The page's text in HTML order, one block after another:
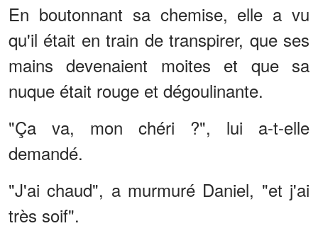
En boutonnant sa chemise, elle a vu
qu'il était en train de transpirer, que ses
mains devenaient moites et que sa
nuque était rouge et dégoulinante.
"Ça va, mon chéri ?", lui a-t-elle
demandé.
"J'ai chaud", a murmuré Daniel, "et j'ai
très soif".